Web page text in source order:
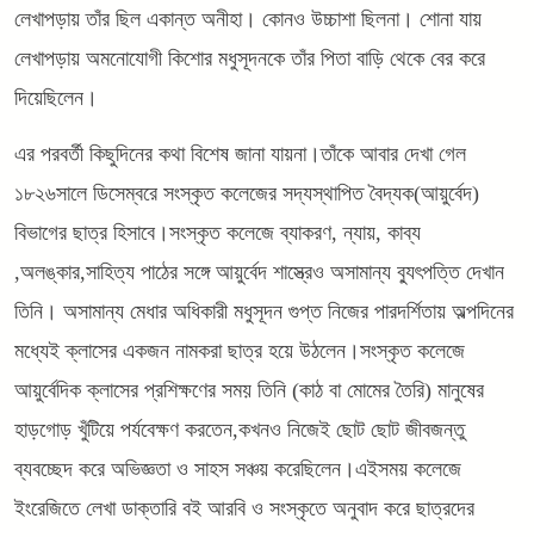
লেখাপড়ায় তাঁর ছিল একান্ত অনীহা। কোনও উচ্চাশা ছিলনা। শোনা যায়
লেখাপড়ায় অমনোযোগী কিশোর মধুসূদনকে তাঁর পিতা বাড়ি থেকে বের করে
দিয়েছিলেন।
এর পরবর্তী কিছুদিনের কথা বিশেষ জানা যায়না।তাঁকে আবার দেখা গেল
১৮২৬সালে ডিসেম্বরে সংস্কৃত কলেজের সদ্যস্থাপিত বৈদ্যক(আয়ুর্বেদ)
বিভাগের ছাত্র হিসাবে।সংস্কৃত কলেজে ব্যাকরণ, ন্যায়, কাব্য
,অলঙ্কার,সাহিত্য পাঠের সঙ্গে আয়ুর্বেদ শাস্ত্রেও অসামান্য ব্যুৎপত্তি দেখান
তিনি। অসামান্য মেধার অধিকারী মধুসূদন গুপ্ত নিজের পারদর্শিতায় অল্পদিনের
মধ্যেই ক্লাসের একজন নামকরা ছাত্র হয়ে উঠলেন।সংস্কৃত কলেজে
আয়ুর্বেদিক ক্লাসের প্রশিক্ষণের সময় তিনি (কাঠ বা মোমের তৈরি) মানুষের
হাড়গোড় খুঁটিয়ে পর্যবেক্ষণ করতেন,কখনও নিজেই ছোট ছোট জীবজন্তু
ব্যবচ্ছেদ করে অভিজ্ঞতা ও সাহস সঞ্চয় করেছিলেন।এইসময় কলেজে
ইংরেজিতে লেখা ডাক্তারি বই আরবি ও সংস্কৃতে অনুবাদ করে ছাত্রদের